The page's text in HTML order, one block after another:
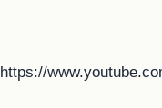
https://